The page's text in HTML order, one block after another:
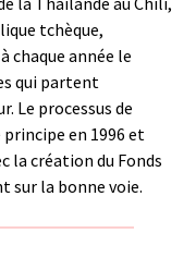
tchèque,
chaque année le
qui partent
Le processus de
en 1996 et
la création du Fonds
sur la bonne voie.